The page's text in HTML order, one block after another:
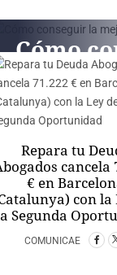
Cómo
mejor
aire
gracias a
COMUNICAE
Repara tu
cancela
€ en
con la
Segunda
COMUNICAE